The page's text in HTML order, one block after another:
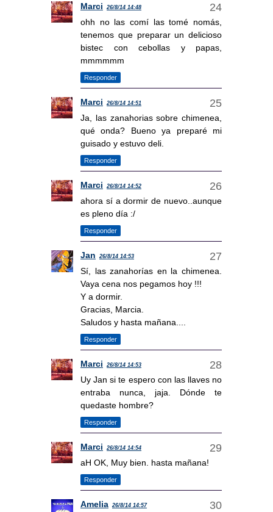
Marci 26/8/14 14:48
ohh no las comí las tomé nomás,
tenemos que preparar un delicioso
bistec con cebollas y papas,
mmmmmm
Responder
Marci 26/8/14 14:51
Ja, las zanahorias sobre chimenea,
qué onda? Bueno ya preparé mi
guisado y estuvo deli.
Responder
Marci 26/8/14 14:52
ahora sí a dormir de nuevo..aunque
es pleno día :/
Responder
Jan 26/8/14 14:53
Sí, las zanahorías en la chimenea.
Vaya cena nos pegamos hoy !!!
Y a dormir.
Gracias, Marcia.
Saludos y hasta mañana....
Responder
Marci 26/8/14 14:53
Uy Jan si te espero con las llaves no
entraba nunca, jaja. Dónde te
quedaste hombre?
Responder
Marci 26/8/14 14:54
aH OK, Muy bien. hasta mañana!
Responder
Amelia 26/8/14 14:57